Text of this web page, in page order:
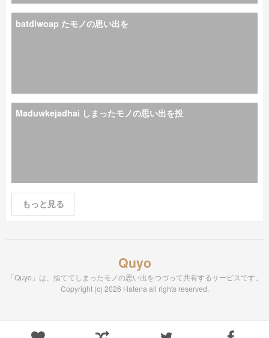
batdiwoap たモノの思い出を
Maduwkejadhai しまったモノの思い出を投
もっと見る
Quyo
「Quyo」は、捨ててしまったモノの思い出をつづって共有するサービスです。
Copyright (c) 2026 Hatena all rights reserved.